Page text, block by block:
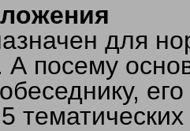
для
А посему